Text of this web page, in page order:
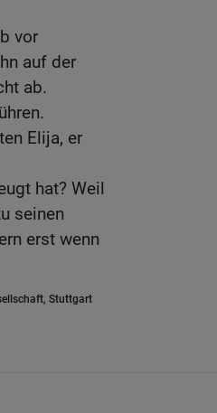
vor
auf der
ab.
Elija, er
hat? Weil
seinen
erst wenn
Stuttgart